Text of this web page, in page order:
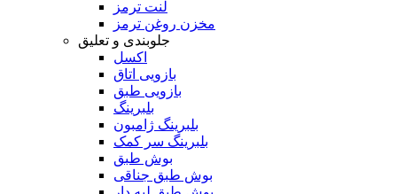
لنت ترمز
مخزن روغن ترمز
جلوبندی و تعلیق
اکسل
بازویی اتاق
بازویی طبق
بلبرینگ
بلبرینگ ژامبون
بلبرینگ سر کمک
بوش طبق
بوش طبق جناقی